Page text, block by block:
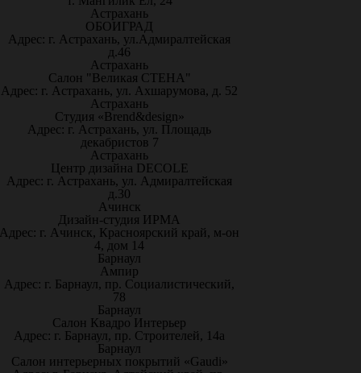
Астрахань
ОБОИГРАД
Адрес: г. Астрахань, ул.Адмиралтейская
д.46
Астрахань
Салон "Великая СТЕНА"
Адрес: г. Астрахань, ул. Ахшарумова, д. 52
Астрахань
Студия «Brend&design»
Адрес: г. Астрахань, ул. Площадь
декабристов 7
Астрахань
Центр дизайна DECOLE
Адрес: г. Астрахань, ул. Адмиралтейская
д.30
Ачинск
Дизайн-студия ИРМА
Адрес: г. Ачинск, Красноярский край, м-он
4, дом 14
Барнаул
Ампир
Адрес: г. Барнаул, пр. Социалистический,
78
Барнаул
Салон Квадро Интерьер
Адрес: г. Барнаул, пр. Строителей, 14а
Барнаул
Салон интерьерных покрытий «Gaudi»